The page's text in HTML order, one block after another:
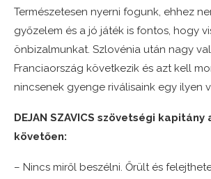
Természetesen nyerni fogunk, ehhez
győzelem és a jó játék is fontos, hogy
önbizalmunkat. Szlovénia után nagy
Franciaország következik és azt kell
nincsenek gyenge riválisaink egy ilyen
DEJAN SZAVICS szövetségi
követően:
– Nincs miről beszélni. Őrült és